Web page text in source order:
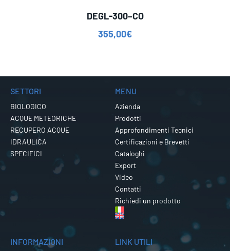
DEGL-300–CO
355,00€
SETTORI
BIOLOGICO
ACQUE METEORICHE
RECUPERO ACQUE
IDRAULICA
SPECIFICI
MENU
Azienda
Prodotti
Approfondimenti Tecnici
Certificazioni e Brevetti
Cataloghi
Export
Video
Contatti
Richiedi un prodotto
INFORMAZIONI LINK UTILI